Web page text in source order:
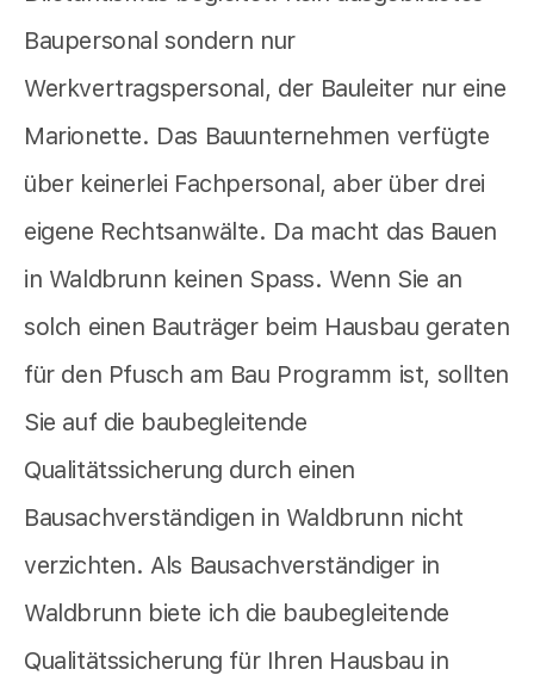
Baupersonal sondern nur
Werkvertragspersonal, der Bauleiter nur eine
Marionette. Das Bauunternehmen verfügte
über keinerlei Fachpersonal, aber über drei
eigene Rechtsanwälte. Da macht das Bauen
in Waldbrunn keinen Spass. Wenn Sie an
solch einen Bauträger beim Hausbau geraten
für den Pfusch am Bau Programm ist, sollten
Sie auf die baubegleitende
Qualitätssicherung durch einen
Bausachverständigen in Waldbrunn nicht
verzichten. Als Bausachverständiger in
Waldbrunn biete ich die baubegleitende
Qualitätssicherung für Ihren Hausbau in